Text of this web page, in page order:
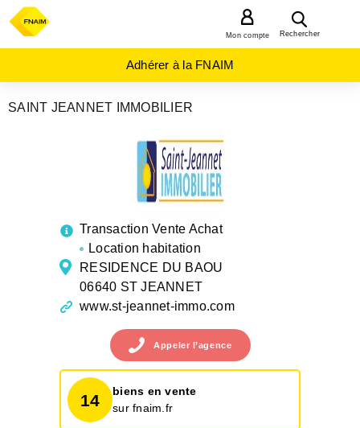
Rechercher
Mon compte
Adhérer à la FNAIM
SAINT JEANNET IMMOBILIER
Transaction Vente Achat
Location habitation
RESIDENCE DU BAOU
06640 ST JEANNET
www.st-jeannet-immo.com
Appeler l’agence
14
biens en vente
sur fnaim.fr